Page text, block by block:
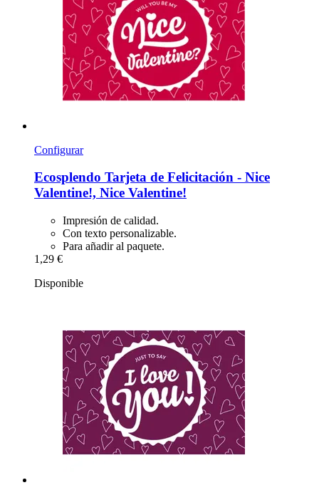
Configurar
Ecosplendo Tarjeta de Felicitación -​ Nice
Valentine!, Nice Valentine!
Impresión de calidad.
Con texto personalizable.
Para añadir al paquete.
1,29 €
Disponible